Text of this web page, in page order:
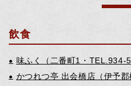
飲食
● 味ふく（二番町1・TEL.934-
● かつれつ亭 出会橋店（伊予